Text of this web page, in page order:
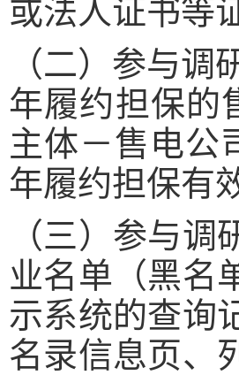
或法人证书等
（二）参与
年履约担保的
主体－售电公
年履约担保有
（三）参与
业名单（黑名
示系统的查询
名录信息页、